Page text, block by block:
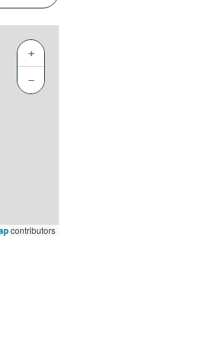
+
−
contributors